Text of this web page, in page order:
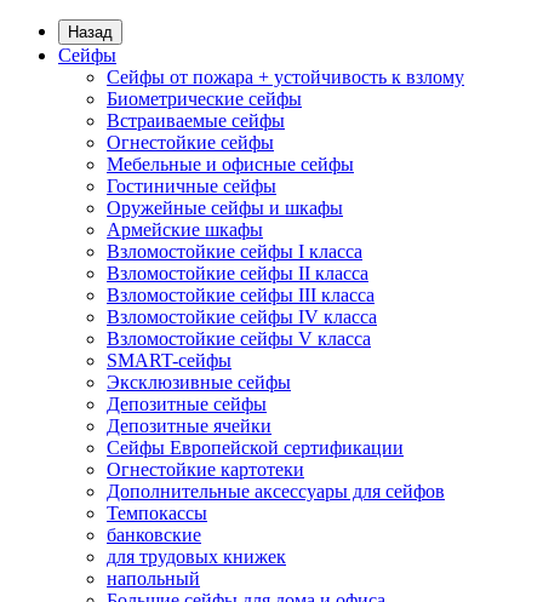
Назад
Сейфы
Сейфы от пожара + устойчивость к взлому
Биометрические сейфы
Встраиваемые сейфы
Огнестойкие сейфы
Мебельные и офисные сейфы
Гостиничные сейфы
Оружейные сейфы и шкафы
Армейские шкафы
Взломостойкие сейфы I класса
Взломостойкие сейфы II класса
Взломостойкие сейфы III класса
Взломостойкие сейфы IV класса
Взломостойкие сейфы V класса
SMART-сейфы
Эксклюзивные сейфы
Депозитные сейфы
Депозитные ячейки
Сейфы Европейской сертификации
Огнестойкие картотеки
Дополнительные аксессуары для сейфов
Темпокассы
банковские
для трудовых книжек
напольный